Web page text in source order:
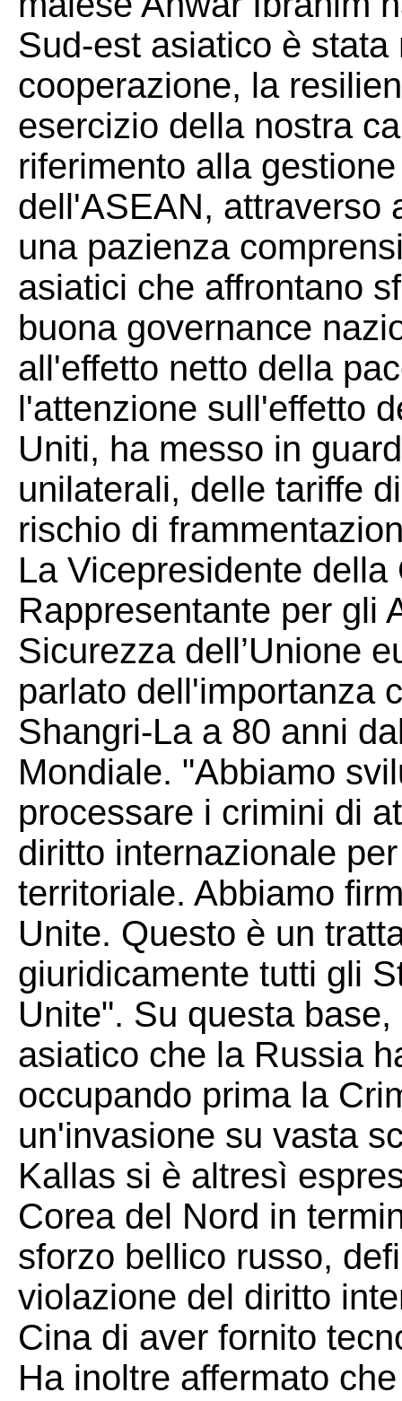
Sud-est asiatico è
cooperazione, la
esercizio della nostra
riferimento alla
dell'ASEAN, attraverso
una pazienza
asiatici che affrontano
buona governance
all'effetto netto della
l'attenzione sull'effetto
Uniti, ha messo in
unilaterali, delle tariffe
rischio di
La Vicepresidente
Rappresentante per gli
Sicurezza dell’Unione
parlato dell'importanza
Shangri-La a 80 anni
Mondiale. "Abbiamo
processare i crimini di
diritto internazionale
territoriale. Abbiamo
Unite. Questo è un
giuridicamente tutti gli
Unite". Su questa
asiatico che la Russia
occupando prima la
un'invasione su vasta
Kallas si è altresì
Corea del Nord in
sforzo bellico russo,
violazione del diritto
Cina di aver fornito
Ha inoltre affermato